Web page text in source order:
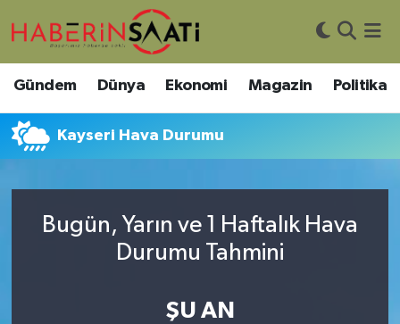
Gündem Dünya Ekonomi Magazin Politika
Kayseri Hava Durumu
Bugün, Yarın ve 1 Haftalık Hava
Durumu Tahmini
ŞU AN
Asayiş
Bilim ve Teknoloji
Çevre
Nöbetçi Eczaneler
Hava Durumu
Trafik Durumu
Tüm Manşetler